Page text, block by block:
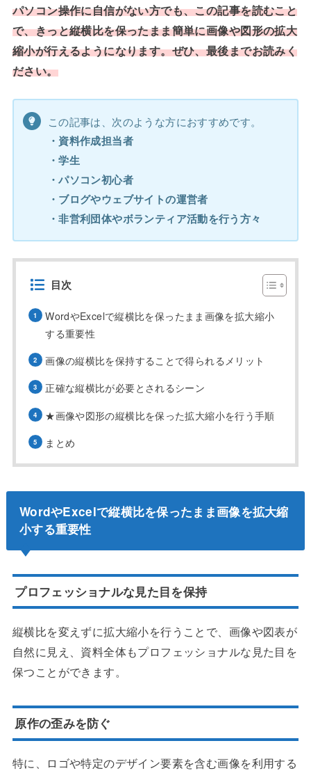
パソコン操作に自信がない方でも、この記事を読むこと
で、きっと縦横比を保ったまま簡単に画像や図形の拡大
縮小が行えるようになります。ぜひ、最後までお読みく
ださい。
この記事は、次のような方におすすめです。
・資料作成担当者
・学生
・パソコン初心者
・ブログやウェブサイトの運営者
・非営利団体やボランティア活動を行う方々
目次
WordやExcelで縦横比を保ったまま画像を拡大縮小
する重要性
画像の縦横比を保持することで得られるメリット
正確な縦横比が必要とされるシーン
★画像や図形の縦横比を保った拡大縮小を行う手順
まとめ
WordやExcelで縦横比を保ったまま画像を拡大縮
小する重要性
プロフェッショナルな見た目を保持
縦横比を変えずに拡大縮小を行うことで、画像や図表が
自然に見え、資料全体もプロフェッショナルな見た目を
保つことができます。
原作の歪みを防ぐ
特に、ロゴや特定のデザイン要素を含む画像を利用する